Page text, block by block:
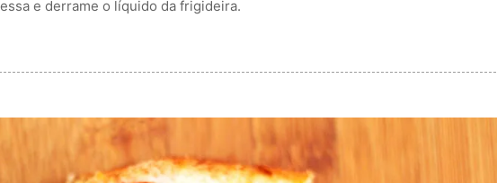
e derrame o líquido da frigideira.